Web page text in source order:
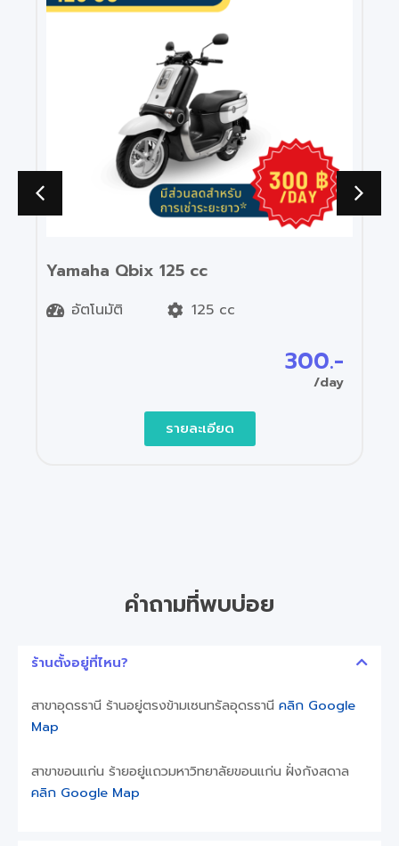
Qbix 125 cc
125 cc
คำถามที่พบบ่อย
ร้านตั้งอยู่ที่ไหน?
สาขาอุดรธานี ร้านอยู่ตรงข้ามเซนทรัลอุดรธานี คลิก Google
Map
สาขาขอนแก่น ร้ายอยู่แถวมหาวิทยาลัยขอนแก่น ฝั่งกังสดาล
คลิก Google Map